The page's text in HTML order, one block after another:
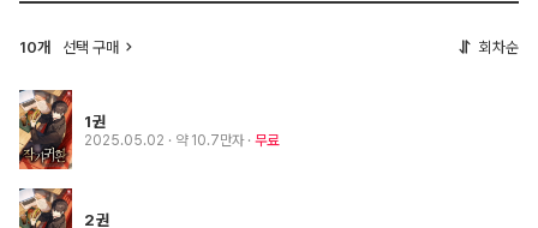
10개 선택 구매 회차순
1권
2025.05.02 · 약 10.7만자 무료
2권